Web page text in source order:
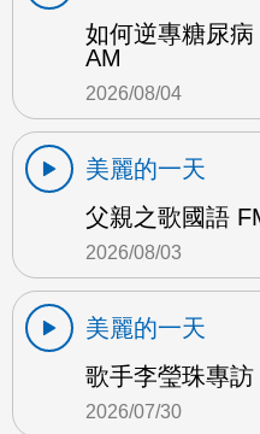
如何逆專糖尿
AM
2026/08/04
美麗的一天
父親之歌國語
2026/08/03
美麗的一天
歌手李瑩珠專訪
2026/07/30